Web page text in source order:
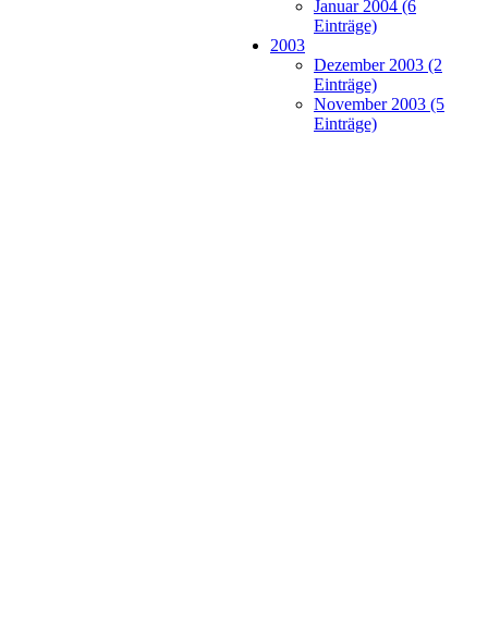
Januar 2004 (6
Einträge)
2003
Dezember 2003 (2
Einträge)
November 2003 (5
Einträge)